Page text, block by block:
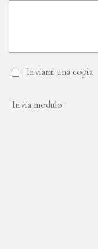
Inviami una copia
Invia modulo